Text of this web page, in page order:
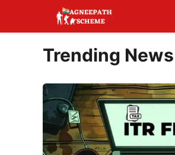
content
Trending News